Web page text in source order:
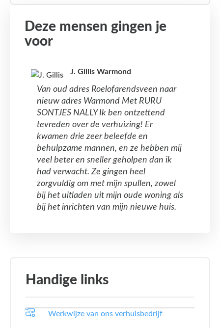
Deze mensen gingen je
voor
J. Gillis Warmond
Van oud adres Roelofarendsveen naar
nieuw adres Warmond Met RURU
SONTJES NALLY Ik ben ontzettend
tevreden over de verhuizing! Er
kwamen drie zeer beleefde en
behulpzame mannen, en ze hebben mij
veel beter en sneller geholpen dan ik
had verwacht. Ze gingen heel
zorgvuldig om met mijn spullen, zowel
bij het uitladen uit mijn oude woning als
bij het inrichten van mijn nieuwe huis.
Handige links
Werkwijze van ons verhuisbedrijf